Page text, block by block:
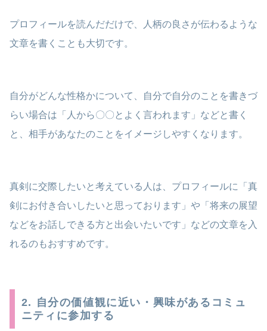
プロフィールを読んだだけで、人柄の良さが伝わるような
文章を書くことも大切です。
自分がどんな性格かについて、自分で自分のことを書きづ
らい場合は「人から〇〇とよく言われます」などと書く
と、相手があなたのことをイメージしやすくなります。
真剣に交際したいと考えている人は、プロフィールに「真
剣にお付き合いしたいと思っております」や「将来の展望
などをお話しできる方と出会いたいです」などの文章を入
れるのもおすすめです。
2. 自分の価値観に近い・興味があるコミュ
ニティに参加する